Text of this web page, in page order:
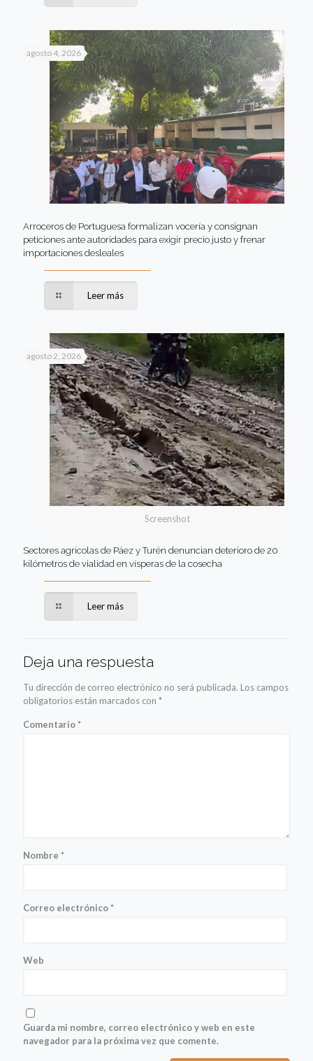
agosto 4, 2026
Arroceros de Portuguesa formalizan vocería y consignan
peticiones ante autoridades para exigir precio justo y frenar
importaciones desleales
Leer más
Screenshot
agosto 2, 2026
Sectores agrícolas de Páez y Turén denuncian deterioro de 20
kilómetros de vialidad en vísperas de la cosecha
Leer más
Deja una respuesta
Tu dirección de correo electrónico no será publicada. Los campos
obligatorios están marcados con *
Comentario*
Nombre *
Correo electrónico*
Web
Guarda mi nombre, correo electrónico y web en este
navegador para la próxima vez que comente.